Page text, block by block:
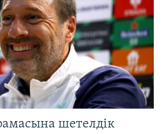
шетелдік